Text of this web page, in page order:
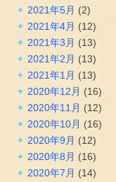
2021年5月 (2)
2021年4月 (12)
2021年3月 (13)
2021年2月 (13)
2021年1月 (13)
2020年12月 (16)
2020年11月 (12)
2020年10月 (16)
2020年9月 (12)
2020年8月 (16)
2020年7月 (14)